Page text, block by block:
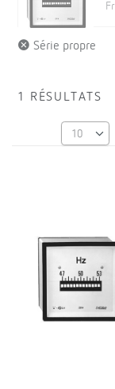
Série propre
1 RÉSULTATS